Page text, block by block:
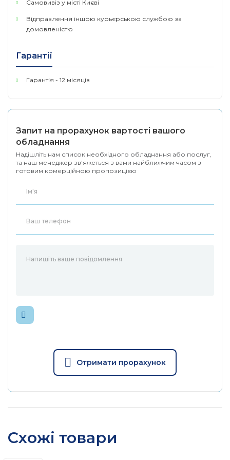
харчування, що забезпечує автоматичний перехід на
другий джерело живлення при виході з ладу першого.
шлюзи задовольняють вимогам & nbsp;багатьох
Самовивіз у місті Києві
Відправлення іншою курьєрською службою за
домовленістю
Гарантії
Гарантія - 12 місяців
Запит на прорахунок вартості вашого
обладнання
Надішліть нам список необхідного обладнання або послуг,
та наш менеджер зв'яжеться з вами найближчим часом з
готовим комерційною пропозицією
Отримати прорахунок
Схожі товари